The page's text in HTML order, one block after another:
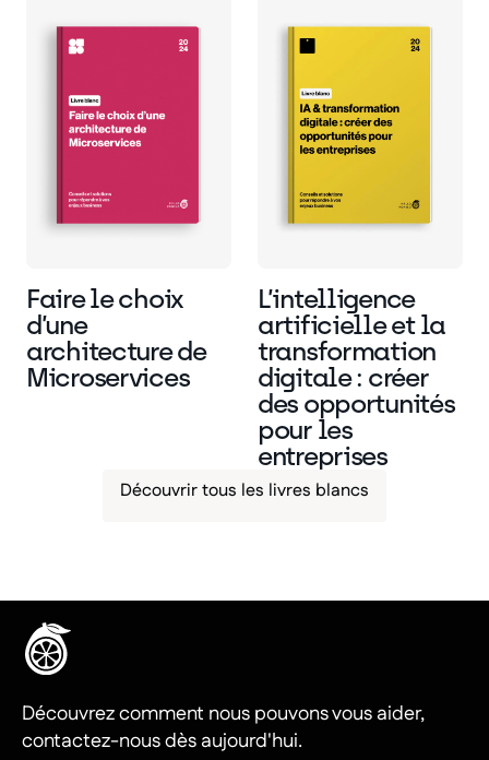
Faire le choix
d’une
architecture de
Microservices
L’intelligence
artificielle et la
transformation
digitale : créer
des opportunités
pour les
entreprises
Découvrir tous les livres blancs
Découvrez comment nous pouvons vous aider,
contactez-nous dès aujourd'hui.